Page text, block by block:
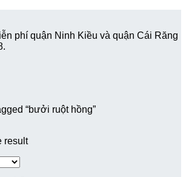
phí quận Ninh Kiều và quận Cái Răng
“bưởi ruột hồng”
result